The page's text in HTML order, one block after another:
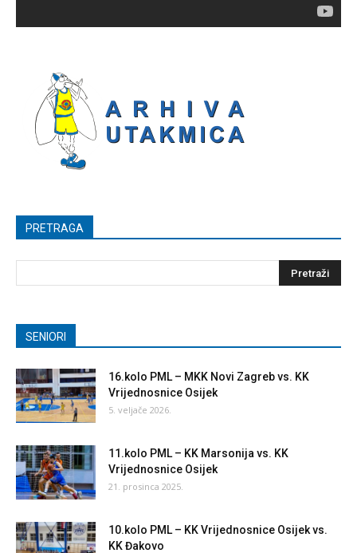
PRETRAGA
SENIORI
16.kolo PML – MKK Novi Zagreb vs. KK
Vrijednosnice Osijek
5. veljače 2026.
11.kolo PML – KK Marsonija vs. KK
Vrijednosnice Osijek
21. prosinca 2025.
10.kolo PML – KK Vrijednosnice Osijek vs.
KK Đakovo